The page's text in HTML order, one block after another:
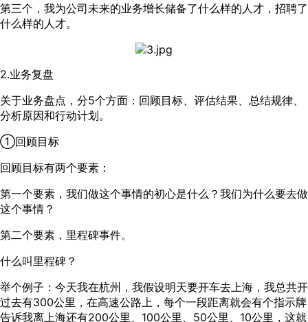
第三个，我为公司未来的业务增长储备了什么样的人才，招聘了
什么样的人才。
2.业务复盘
关于业务盘点，分5个方面：回顾目标、评估结果、总结规律、
分析原因和行动计划。
①回顾目标
回顾目标有两个要素：
第一个要素，我们做这个事情的初心是什么？我们为什么要去做
这个事情？
第二个要素，里程碑事件。
什么叫里程碑？
举个例子：今天我在杭州，我假设明天要开车去上海，我总共开
过去有300公里，在高速公路上，每个一段距离就会有个指示牌
告诉我离上海还有200公里、100公里、50公里、10公里，这就